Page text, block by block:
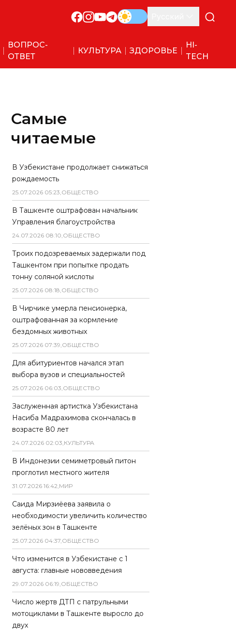
ВОПРОС-
ОТВЕТ
КУЛЬТУРА ЗДОРОВЬЕ
HI-
TECH
Самые
читаемые
В Узбекистане продолжает снижаться
рождаемость
25.07.2026 05:23,ОБЩЕСТВО
В Ташкенте оштрафован начальник
Управления благоустройства
24.07.2026 08:10,ОБЩЕСТВО
Троих подозреваемых задержали под
Ташкентом при попытке продать
тонну соляной кислоты
25.07.2026 08:18,ОБЩЕСТВО
В Чирчике умерла пенсионерка,
оштрафованная за кормление
бездомных животных
25.07.2026 07:39,ОБЩЕСТВО
Для абитуриентов начался этап
выбора вузов и специальностей
25.07.2026 06:03,ОБЩЕСТВО
Заслуженная артистка Узбекистана
Насиба Мадрахимова скончалась в
возрасте 80 лет
24.07.2026 02:03,КУЛЬТУРА
В Индонезии семиметровый питон
проглотил местного жителя
31.07.2026 16:42,МИР
Саида Мирзиёева заявила о
необходимости увеличить количество
зелёных зон в Ташкенте
25.07.2026 04:37,ОБЩЕСТВО
Что изменится в Узбекистане с 1
августа: главные нововведения
29.07.2026 06:19,ОБЩЕСТВО
Число жертв ДТП с патрульными
мотоциклами в Ташкенте выросло до
двух